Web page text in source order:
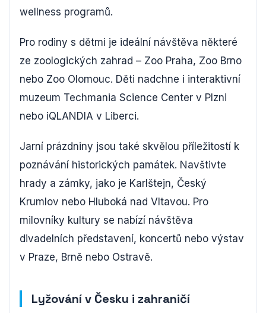
wellness programů.
Pro rodiny s dětmi je ideální návštěva některé
ze zoologických zahrad – Zoo Praha, Zoo Brno
nebo Zoo Olomouc. Děti nadchne i interaktivní
muzeum Techmania Science Center v Plzni
nebo iQLANDIA v Liberci.
Jarní prázdniny jsou také skvělou příležitostí k
poznávání historických památek. Navštivte
hrady a zámky, jako je Karlštejn, Český
Krumlov nebo Hluboká nad Vltavou. Pro
milovníky kultury se nabízí návštěva
divadelních představení, koncertů nebo výstav
v Praze, Brně nebo Ostravě.
Lyžování v Česku i zahraničí